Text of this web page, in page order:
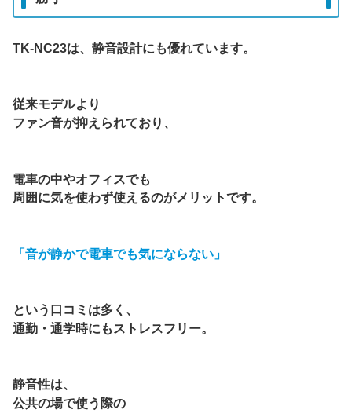
TK-NC23は、静音設計にも優れています。
従来モデルより
ファン音が抑えられており、
電車の中やオフィスでも
周囲に気を使わず使えるのがメリットです。
「音が静かで電車でも気にならない」
という口コミは多く、
通勤・通学時にもストレスフリー。
静音性は、
公共の場で使う際の